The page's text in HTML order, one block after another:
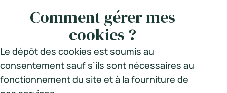
Comment gérer mes
cookies ?
Le dépôt des cookies est soumis au
consentement sauf s’ils sont nécessaires au
fonctionnement du site et à la fourniture de